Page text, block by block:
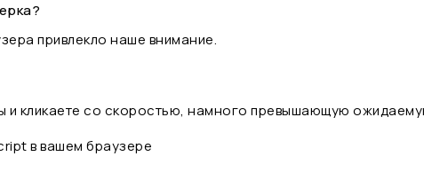
привлекло наше внимание.
и кликаете со скоростью, намного превышающую
в вашем браузере